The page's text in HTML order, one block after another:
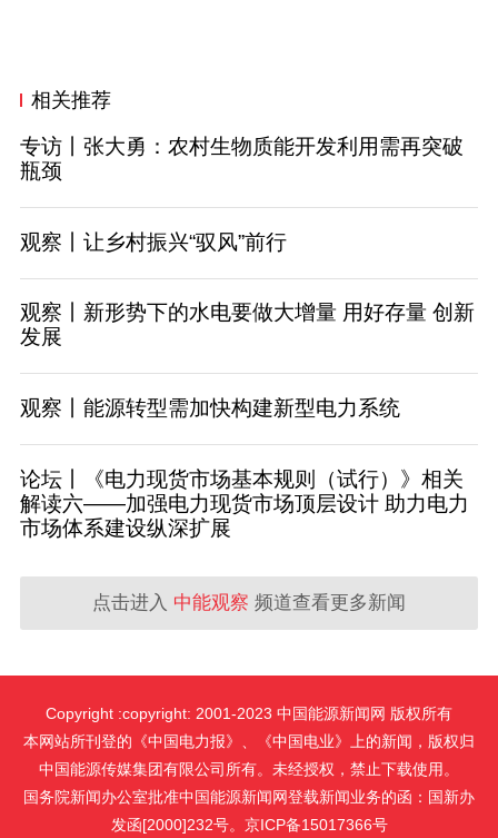
相关推荐
专访丨张大勇：农村生物质能开发利用需再突破
瓶颈
观察丨让乡村振兴“驭风”前行
观察丨新形势下的水电要做大增量 用好存量 创新
发展
观察丨能源转型需加快构建新型电力系统
论坛丨《电力现货市场基本规则（试行）》相关
解读六——加强电力现货市场顶层设计 助力电力
市场体系建设纵深扩展
点击进入 中能观察 频道查看更多新闻
Copyright :copyright: 2001-2023 中国能源新闻网 版权所有
本网站所刊登的《中国电力报》、《中国电业》上的新闻，版权归
中国能源传媒集团有限公司所有。未经授权，禁止下载使用。
国务院新闻办公室批准中国能源新闻网登载新闻业务的函：国新办
发函[2000]232号。京ICP备15017366号